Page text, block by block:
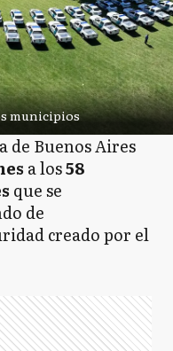
municipios
de Buenos Aires
a los58
que se
de
creado por el